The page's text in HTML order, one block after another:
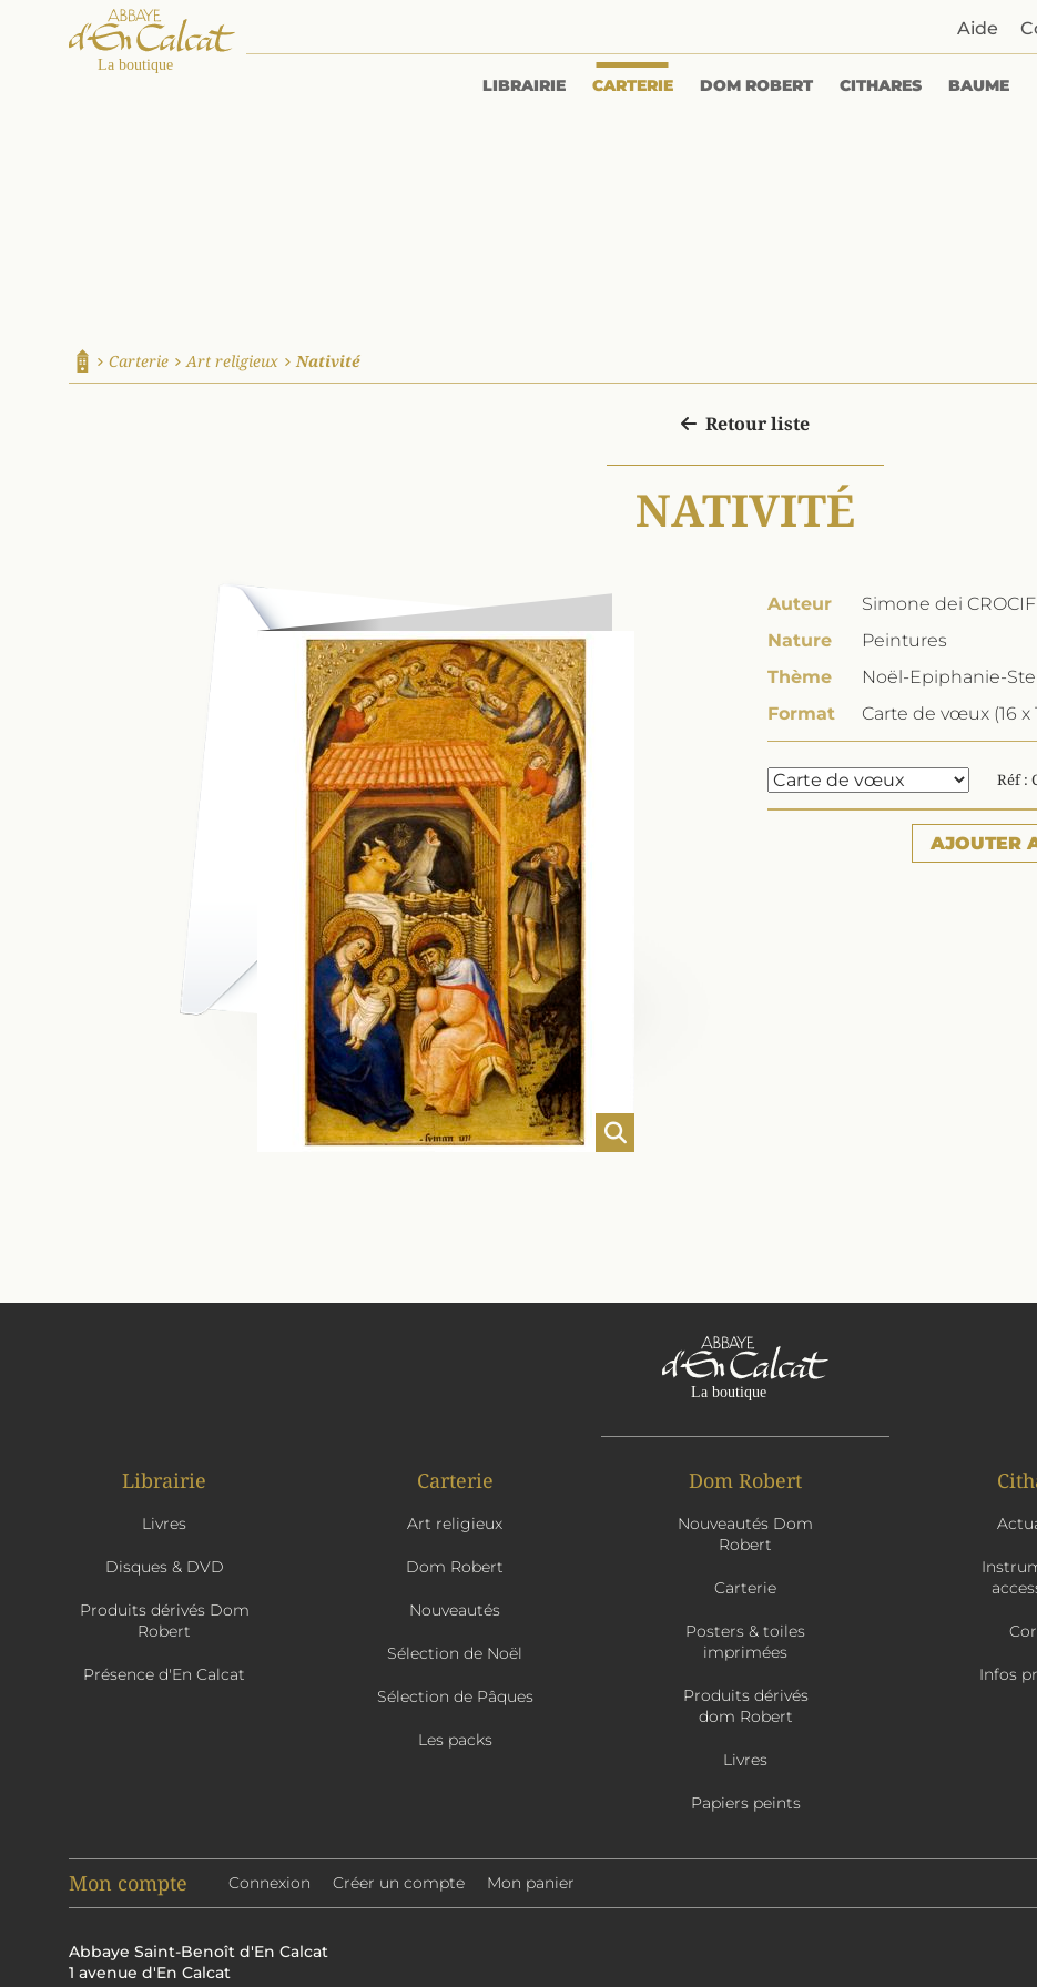
Aide
LIBRAIRIE CARTERIE DOM ROBERT CITHARES BAUME
Accueil
Carterie Art religieux Nativité
Retour liste
NATIVITÉ
Auteur
Simone dei
Nature
Peintures
Thème
Noël-Epiphanie-
Format
Carte de vœux (16 x
Réf :
AJOUTER
Librairie
Livres
Disques & DVD
Produits dérivés Dom
Robert
Présence d'En Calcat
Carterie
Art religieux
Dom Robert
Nouveautés
Sélection de Noël
Sélection de Pâques
Les packs
Dom Robert
Nouveautés Dom
Robert
Carterie
Posters & toiles
imprimées
Produits dérivés
dom Robert
Livres
Papiers peints
Infos
Mon compte Connexion Créer un compte Mon panier
Abbaye Saint-Benoît d'En Calcat
1 avenue d'En Calcat